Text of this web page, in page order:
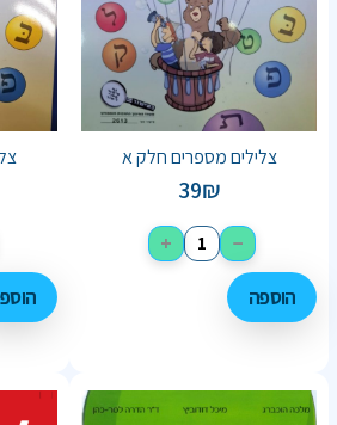
צלילים מספרים חלק א
39₪
−
+
הוספה